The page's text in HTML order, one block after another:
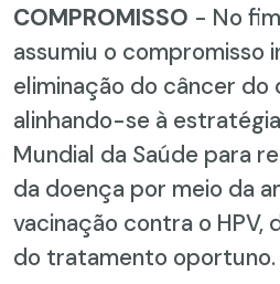
COMPROMISSO - No
assumiu o compromisso
eliminação do câncer do
alinhando-se à
Mundial da Saúde para
da doença por meio da
vacinação contra o HPV,
do tratamento oportuno.